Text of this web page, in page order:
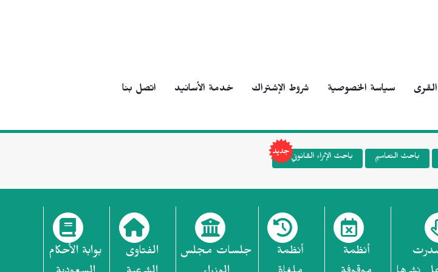
سياسة الخصوصية شروط الإشتراك خدمة الأسانيد اتصل بنا
باحث التعاميم باحث الإثراء القانوني
أنظمة
أنظمة
جلسات مجلس
الفتاوى
بوابة الأحكام